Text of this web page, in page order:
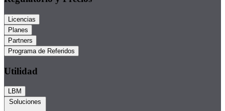
Licencias
Planes
Partners
Programa de Referidos
Utilidad
LBM
Soluciones